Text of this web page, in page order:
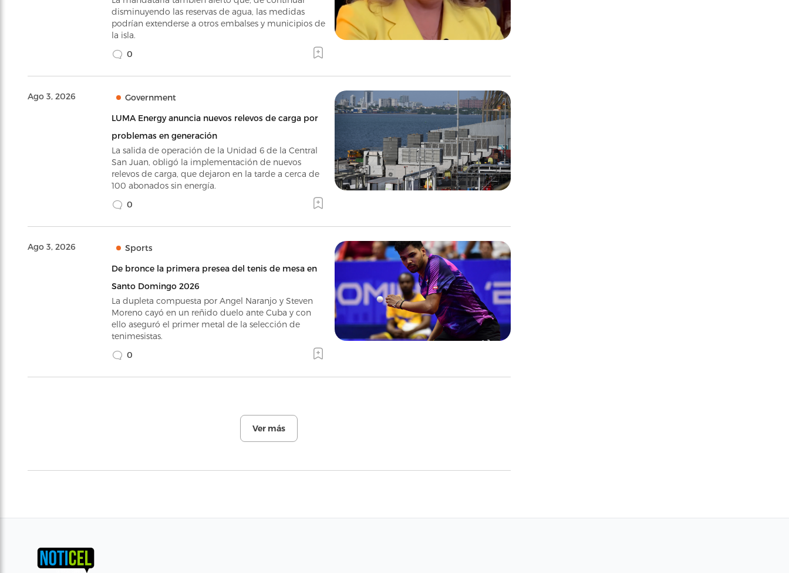
disminuyendo las reservas de agua, las medidas
podrían extenderse a otros embalses y municipios de
la isla.
0
Ago 3, 2026 Government
LUMA Energy anuncia nuevos relevos de carga por
problemas en generación
La salida de operación de la Unidad 6 de la Central
San Juan, obligó la implementación de nuevos
relevos de carga, que dejaron en la tarde a cerca de
100 abonados sin energía.
0
Ago 3, 2026 Sports
De bronce la primera presea del tenis de mesa en
Santo Domingo 2026
La dupleta compuesta por Angel Naranjo y Steven
Moreno cayó en un reñido duelo ante Cuba y con
ello aseguró el primer metal de la selección de
tenimesistas.
0
Ver más